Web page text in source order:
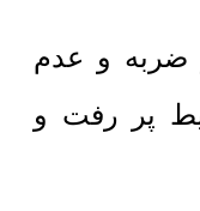
ضربه و عدم
پر رفت و